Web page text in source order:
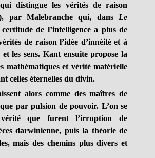
distingue les vérités de raison
par Malebranche qui, dans Le
de l’intelligence a plus de
de raison l’idée d’innéité et à
les sens. Kant ensuite propose la
mathématiques et vérité matérielle
celles éternelles du divin.
alors comme des maîtres de
par pulsion de pouvoir. L’on se
que furent l’irruption de
darwinienne, puis la théorie de
mais des chemins plus divers et